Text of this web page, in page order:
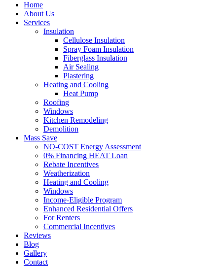
Home
About Us
Services
Insulation
Cellulose Insulation
Spray Foam Insulation
Fiberglass Insulation
Air Sealing
Plastering
Heating and Cooling
Heat Pump
Roofing
Windows
Kitchen Remodeling
Demolition
Mass Save
NO-COST Energy Assessment
0% Financing HEAT Loan
Rebate Incentives
Weatherization
Heating and Cooling
Windows
Income-Eligible Program
Enhanced Residential Offers
For Renters
Commercial Incentives
Reviews
Blog
Gallery
Contact